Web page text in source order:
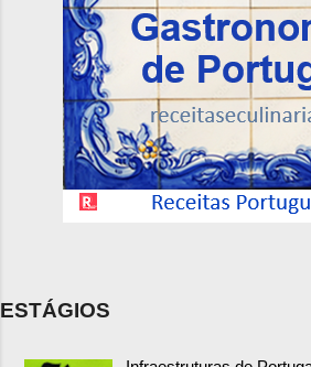
ESTÁGIOS